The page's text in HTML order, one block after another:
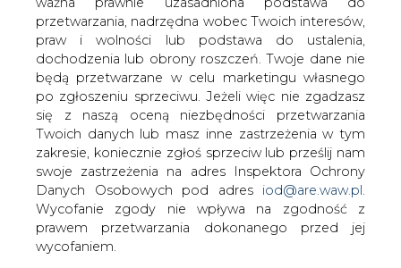
przetwarzania, nadrzędna wobec Twoich interesów,
praw i wolności lub podstawa do ustalenia,
dochodzenia lub obrony roszczeń. Twoje dane nie
będą przetwarzane w celu marketingu własnego
po zgłoszeniu sprzeciwu. Jeżeli więc nie zgadzasz
się z naszą oceną niezbędności przetwarzania
Twoich danych lub masz inne zastrzeżenia w tym
zakresie, koniecznie zgłoś sprzeciw lub prześlij nam
swoje zastrzeżenia na adres Inspektora Ochrony
Danych Osobowych pod adres iod@are.waw.pl.
Wycofanie zgody nie wpływa na zgodność z
prawem przetwarzania dokonanego przed jej
wycofaniem.
utworzenia swojej własnej organizacji
EFET Deutschland jest sygnałem
perturbacji na rynku uważanym do tej
pory za najważniejszy w Europie.
Association Agreement
Jedną z kwestii przedstawianych przez przemysłowych
odbiorców gazu w Niemczech jest sposób
wprowadzania zasady TPA. Niemcy są jedynym krajem w
Unii Europejskiej, który wybrał 'negocjowane TPA' (nTPA),
a nie 'regulowane TPA' (rTPA). Zasada nTPA nie jest
realizowana poprzez indywidualne negocjowanie